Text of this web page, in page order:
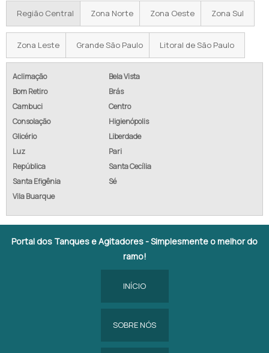
Região Central Zona Norte Zona Oeste Zona Sul
Zona Leste Grande São Paulo Litoral de São Paulo
Aclimação
Bela Vista
Bom Retiro
Brás
Cambuci
Centro
Consolação
Higienópolis
Glicério
Liberdade
Luz
Pari
República
Santa Cecília
Santa Efigênia
Sé
Vila Buarque
Portal dos Tanques e Agitadores - Simplesmente o melhor do
ramo!
INÍCIO
SOBRE NÓS